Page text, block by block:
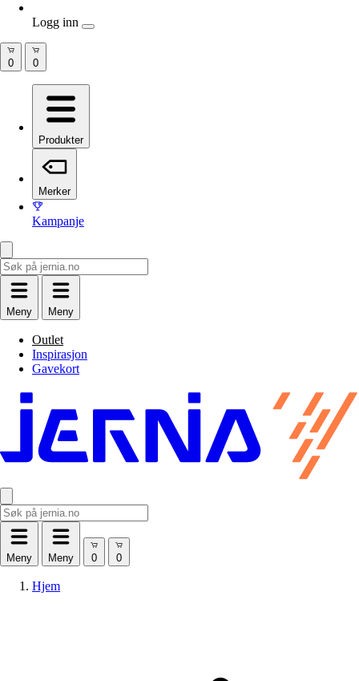
Produkter
Merker
Kampanje
Meny Meny
Outlet
Inspirasjon
Gavekort
Meny Meny
Hjem